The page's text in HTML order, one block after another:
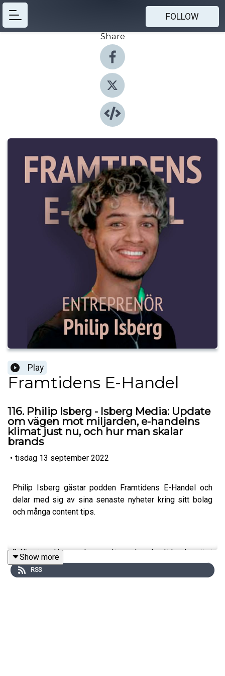
FOLLOW
Share
Play
Framtidens E-Handel
116. Philip Isberg - Isberg Media: Update
om vägen mot miljarden, e-handelns
klimat just nu, och hur man skalar
brands
• tisdag 13 september 2022
Philip Isberg gästar podden Framtidens E-Handel och
delar med sig av sina senaste nyheter kring sitt bolag
och många content tips.
2:45 min - Hur ser hans rutiner ut under tiden han är i
Sydafrika?
Show more
RSS